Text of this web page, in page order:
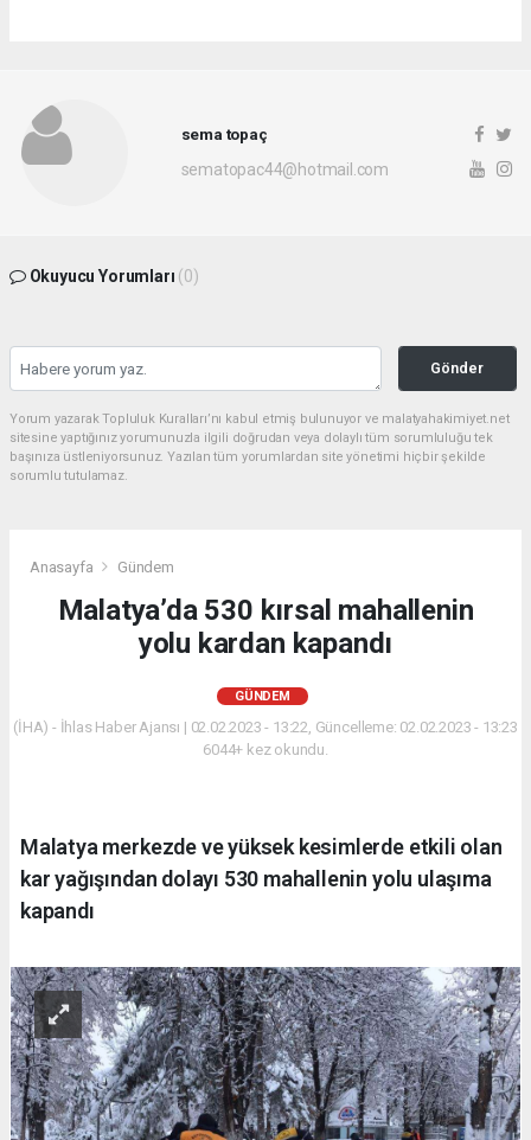
sema topaç
sematopac44@hotmail.com
Okuyucu Yorumları (0)
Gönder
Yorum yazarak Topluluk Kuralları’nı kabul etmiş bulunuyor ve malatyahakimiyet.net
sitesine yaptığınız yorumunuzla ilgili doğrudan veya dolaylı tüm sorumluluğu tek
başınıza üstleniyorsunuz. Yazılan tüm yorumlardan site yönetimi hiçbir şekilde
sorumlu tutulamaz.
Anasayfa Gündem
Malatya’da 530 kırsal mahallenin
yolu kardan kapandı
GÜNDEM
(İHA) - İhlas Haber Ajansı | 02.02.2023 - 13:22, Güncelleme: 02.02.2023 - 13:23
6044+ kez okundu.
Malatya merkezde ve yüksek kesimlerde etkili olan
kar yağışından dolayı 530 mahallenin yolu ulaşıma
kapandı